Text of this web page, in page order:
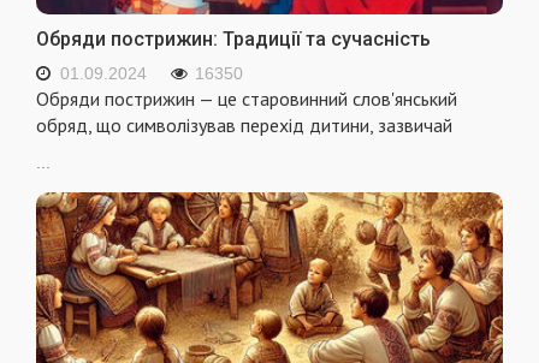
Обряди пострижин: Традиції та сучасність
01.09.2024 16350
Обряди пострижин — це старовинний слов'янський
обряд, що символізував перехід дитини, зазвичай
...